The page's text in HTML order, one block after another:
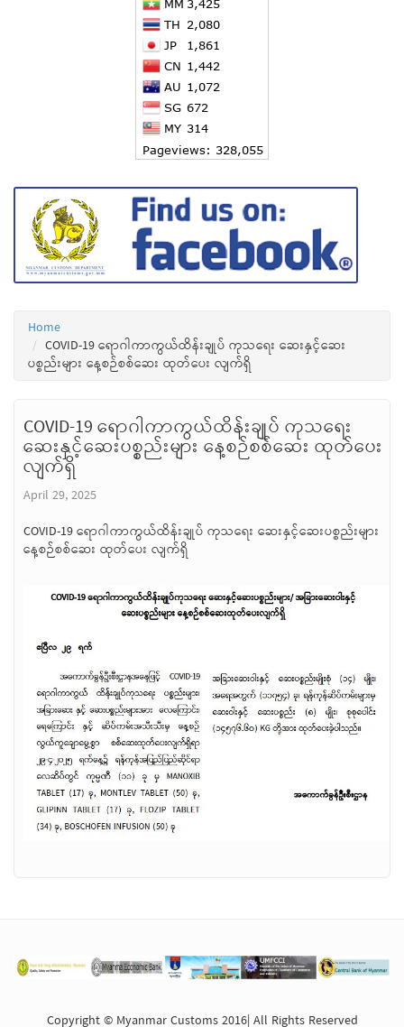
Home
COVID-19 ရောဂါကာကွယ်ထိန်းချုပ် ကုသရေး ဆေးနှင့်ဆေး
ပစ္စည်းများ နေ့စဉ်စစ်ဆေး ထုတ်ပေး လျက်ရှိ
COVID-19 ရောဂါကာကွယ်ထိန်းချုပ် ကုသရေး
ဆေးနှင့်ဆေးပစ္စည်းများ နေ့စဉ်စစ်ဆေး ထုတ်ပေး
လျက်ရှိ
April 29, 2025
COVID-19 ရောဂါကာကွယ်ထိန်းချုပ် ကုသရေး ဆေးနှင့်ဆေးပစ္စည်းများ
နေ့စဉ်စစ်ဆေး ထုတ်ပေး လျက်ရှိ
Copyright © Myanmar Customs 2016| All Rights Reserved